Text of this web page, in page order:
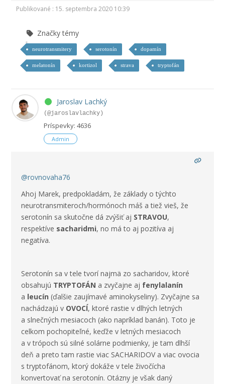
Publikované : 15. septembra 2020 10:39
Značky témy
neurotransmitery serotonín dopamín
melatonín kortizol strava tryptofán
Jaroslav Lachký
(@jaroslavlachky)
Príspevky: 4636
Admin
@rovnovaha76
Ahoj Marek, predpokladám, že základy o týchto
neurotransmiteroch/hormónoch máš a tiež vieš, že
serotonín sa skutočne dá zvýšiť aj STRAVOU,
respektíve sacharidmi, no má to aj pozitíva aj
negatíva.
Serotonín sa v tele tvorí najmä zo sacharidov, ktoré
obsahujú TRYPTOFÁN a zvyčajne aj fenylalanín
a leucín (ďalšie zaujímavé aminokyseliny). Zvyčajne sa
nachádzajú v OVOCÍ, ktoré rastie v dlhých letných
a slnečných mesiacoch (ako napríklad banán). Toto je
celkom pochopiteľné, keďže v letných mesiacoch
a v trópoch sú silné solárne podmienky, je tam dlhší
deň a preto tam rastie viac SACHARIDOV a viac ovocia
s tryptofánom, ktorý dokáže v tele živočícha
konvertovať na serotonín. Otázny je však daný